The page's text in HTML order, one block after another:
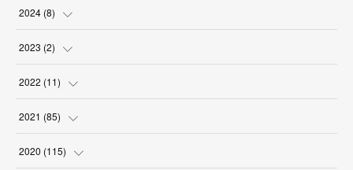
( )
( )
(2
(4
2024 (8)
( )
(5
(1
2023 (2)
(1
(1
2022 (11)
(1
(2)
2021 (85)
(6)
2020 (115)